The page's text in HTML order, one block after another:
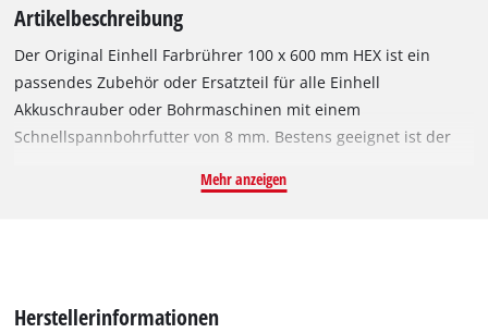
Artikelbeschreibung
Der Original Einhell Farbrührer 100 x 600 mm HEX ist ein
passendes Zubehör oder Ersatzteil für alle Einhell
Akkuschrauber oder Bohrmaschinen mit einem
Schnellspannbohrfutter von 8 mm. Bestens geeignet ist der
Farbe oder Lack. Der Rührer hat eine Länge von 600 mm und
Mehr anzeigen
Herstellerinformationen